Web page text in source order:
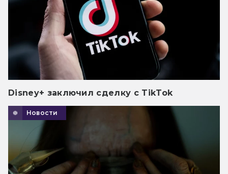
Disney+ заключил сделку с TikTok
Новости